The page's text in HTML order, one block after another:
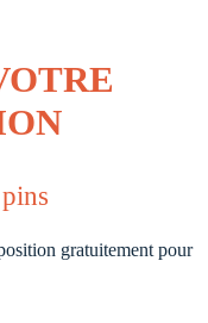
gratuitement pour